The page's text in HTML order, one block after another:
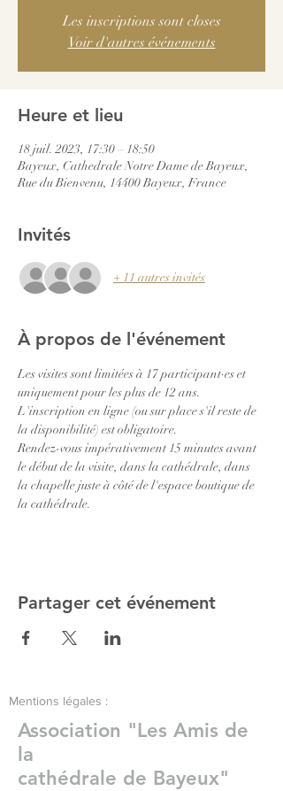
Les inscriptions sont closes
Voir d'autres événements
Heure et lieu
18 juil. 2023, 17:30 – 18:50
Bayeux, Cathedrale Notre Dame de Bayeux,
Rue du Bienvenu, 14400 Bayeux, France
Invités
+ 11 autres invités
À propos de l'événement
Les visites sont limitées à 17 participant·es et
uniquement pour les plus de 12 ans.
L'inscription en ligne (ou sur place s'il reste de
la disponibilité) est obligatoire.
Rendez-vous impérativement 15 minutes avant
le début de la visite, dans la cathédrale, dans
la chapelle juste à côté de l'espace boutique de
la cathédrale.
Partager cet événement
Mentions légales :
Association "Les Amis de
la
cathédrale de Bayeux"